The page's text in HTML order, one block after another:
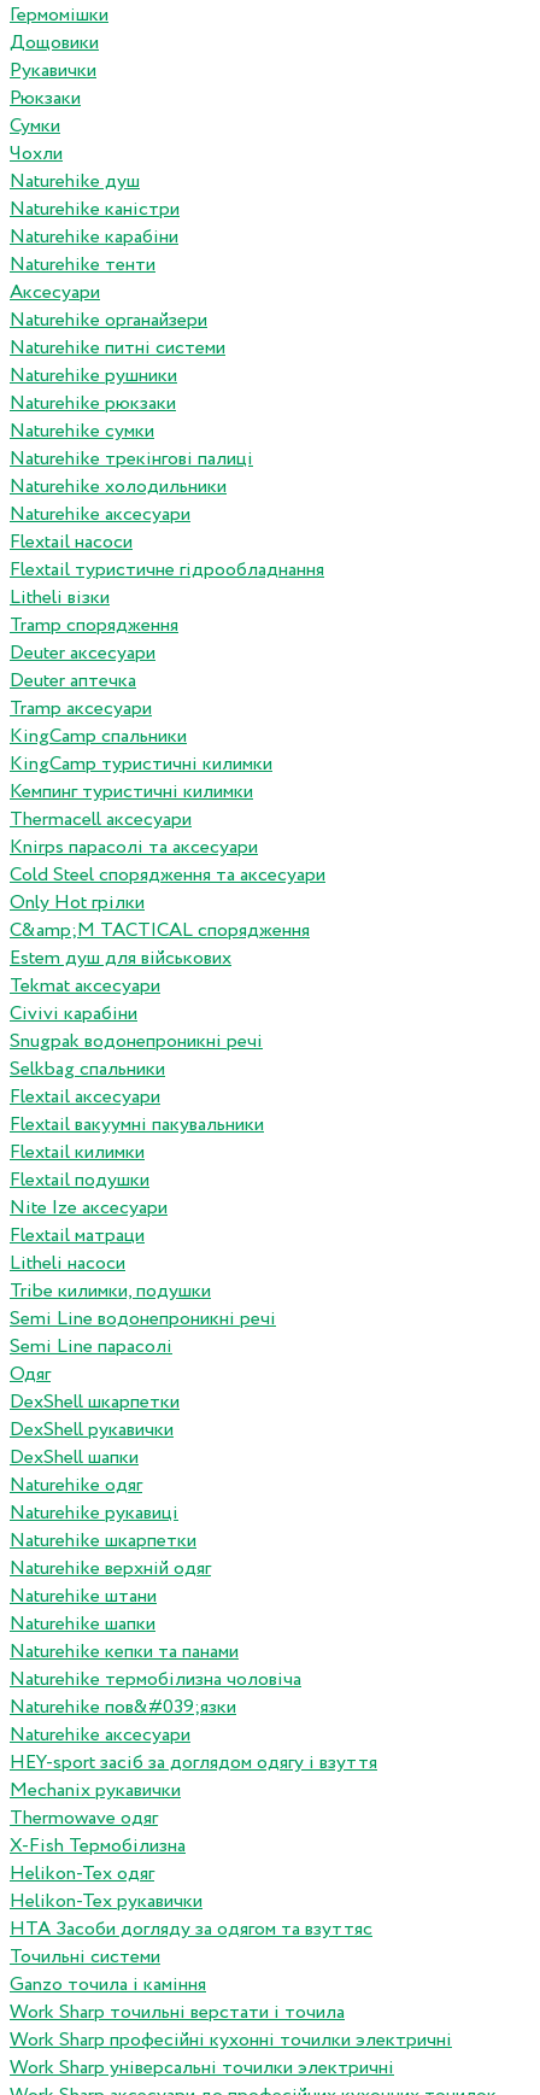
Гермомішки
Дощовики
Рукавички
Рюкзаки
Сумки
Чохли
Naturehike душ
Naturehike каністри
Naturehike карабіни
Naturehike тенти
Аксесуари
Naturehike органайзери
Naturehike питні системи
Naturehike рушники
Naturehike рюкзаки
Naturehike сумки
Naturehike трекінгові палиці
Naturehike холодильники
Naturehike аксесуари
Flextail насоси
Flextail туристичне гідрообладнання
Litheli візки
Tramp спорядження
Deuter аксесуари
Deuter аптечка
Tramp аксесуари
KingCamp спальники
KingCamp туристичні килимки
Кемпинг туристичні килимки
Thermacell аксесуари
Knirps парасолі та аксесуари
Cold Steel спорядження та аксесуари
Only Hot грілки
C&amp;M TACTICAL спорядження
Estem душ для військових
Tekmat аксесуари
Сivivi карабіни
Snugpak водонепроникні речі
Selkbag спальники
Flextail аксесуари
Flextail вакуумні пакувальники
Flextail килимки
Flextail подушки
Nite Ize аксесуари
Flextail матраци
Litheli насоси
Tribe килимки, подушки
Semi Line водонепроникні речі
Semi Line парасолі
Одяг
DexShell шкарпетки
DexShell рукавички
DexShell шапки
Naturehike одяг
Naturehike рукавиці
Naturehike шкарпетки
Naturehike верхній одяг
Naturehike штани
Naturehike шапки
Naturehike кепки та панами
Naturehike термобілизна чоловіча
Naturehike пов&#039;язки
Naturehike аксесуари
HEY-sport засіб за доглядом одягу і взуття
Mechanix рукавички
Thermowave одяг
X-Fish Термобілизна
Helikon-Tex одяг
Helikon-Tex рукавички
HTA Засоби догляду за одягом та взуттяс
Точильні системи
Ganzo точила і каміння
Work Sharp точильні верстати і точила
Work Sharp професiйнi кухоннi точилки электричнi
Work Sharp унiверсальнi точилки электричнi